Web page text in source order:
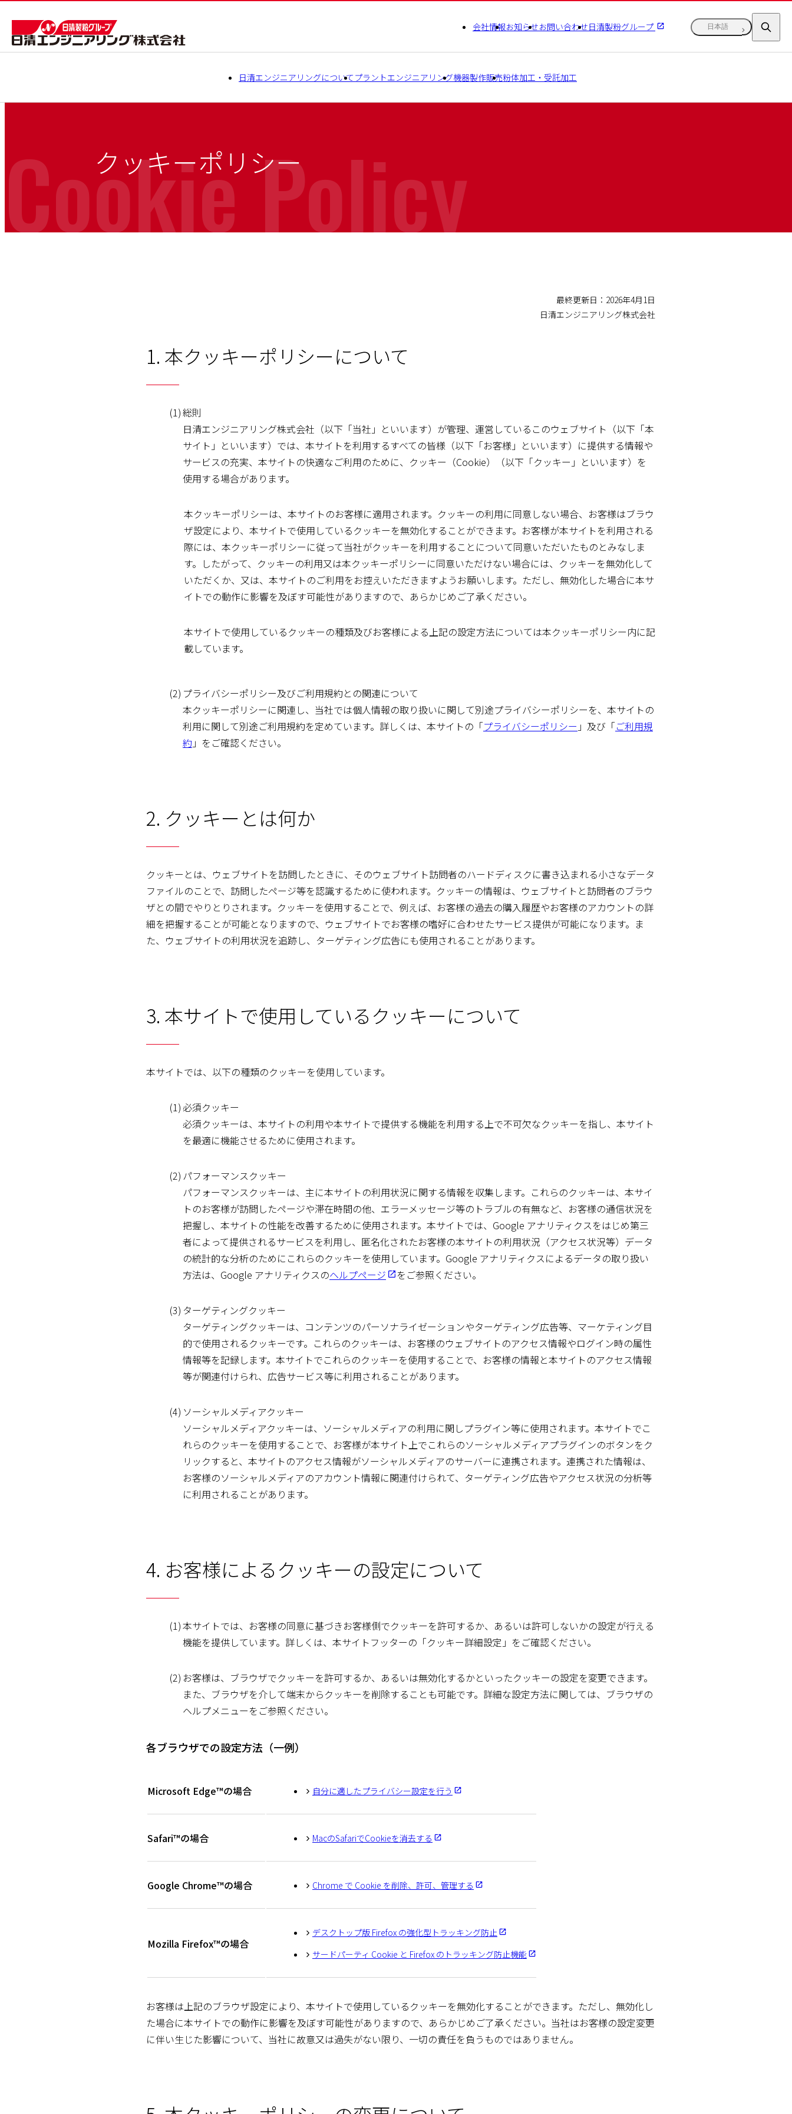
日清エンジニアリングについて プラントエンジニアリング機器製作販売粉体加工・受託加工
会社情報お知らせお問い合わせ日清製粉グループ 日本語
クッキーポリシー
Cookie Policy
最終更新日：2026年4月1日
日清エンジニアリング株式会社
1. 本クッキーポリシーについて
(1)総則
日清エンジニアリング株式会社（以下「当社」といいます）が管理、運営しているこのウェブサイト（以下「本
サイト」といいます）では、本サイトを利用するすべての皆様（以下「お客様」といいます）に提供する情報や
サービスの充実、本サイトの快適なご利用のために、クッキー（Cookie）（以下「クッキー」といいます）を
使用する場合があります。
本クッキーポリシーは、本サイトのお客様に適用されます。クッキーの利用に同意しない場合、お客様はブラウ
ザ設定により、本サイトで使用しているクッキーを無効化することができます。お客様が本サイトを利用される
際には、本クッキーポリシーに従って当社がクッキーを利用することについて同意いただいたものとみなしま
す。したがって、クッキーの利用又は本クッキーポリシーに同意いただけない場合には、クッキーを無効化して
いただくか、又は、本サイトのご利用をお控えいただきますようお願いします。ただし、無効化した場合に本サ
イトでの動作に影響を及ぼす可能性がありますので、あらかじめご了承ください。
本サイトで使用しているクッキーの種類及びお客様による上記の設定方法については本クッキーポリシー内に記
載しています。
(2) プライバシーポリシー及びご利用規約との関連について
本クッキーポリシーに関連し、当社では個人情報の取り扱いに関して別途プライバシーポリシーを、本サイトの
利用に関して別途ご利用規約を定めています。詳しくは、本サイトの「プライバシーポリシー 」及び「ご利用規
約 」をご確認ください。
2. クッキーとは何か
クッキーとは、ウェブサイトを訪問したときに、そのウェブサイト訪問者のハードディスクに書き込まれる小さなデータ
ファイルのことで、訪問したページ等を認識するために使われます。クッキーの情報は、ウェブサイトと訪問者のブラウ
ザとの間でやりとりされます。クッキーを使用することで、例えば、お客様の過去の購入履歴やお客様のアカウントの詳
細を把握することが可能となりますので、ウェブサイトでお客様の嗜好に合わせたサービス提供が可能になります。ま
た、ウェブサイトの利用状況を追跡し、ターゲティング広告にも使用されることがあります。
3. 本サイトで使用しているクッキーについて
本サイトでは、以下の種類のクッキーを使用しています。
(1)必須クッキー
必須クッキーは、本サイトの利用や本サイトで提供する機能を利用する上で不可欠なクッキーを指し、本サイト
を最適に機能させるために使用されます。
(2) パフォーマンスクッキー
パフォーマンスクッキーは、主に本サイトの利用状況に関する情報を収集します。これらのクッキーは、本サイ
トのお客様が訪問したページや滞在時間の他、エラーメッセージ等のトラブルの有無など、お客様の通信状況を
把握し、本サイトの性能を改善するために使用されます。本サイトでは、Google アナリティクスをはじめ第三
者によって提供されるサービスを利用し、匿名化されたお客様の本サイトの利用状況（アクセス状況等）データ
の統計的な分析のためにこれらのクッキーを使用しています。Google アナリティクスによるデータの取り扱い
方法は、Google アナリティクスのヘルプページ をご参照ください。
(3) ターゲティングクッキー
ターゲティングクッキーは、コンテンツのパーソナライゼーションやターゲティング広告等、マーケティング目
的で使用されるクッキーです。これらのクッキーは、お客様のウェブサイトのアクセス情報やログイン時の属性
情報等を記録します。本サイトでこれらのクッキーを使用することで、お客様の情報と本サイトのアクセス情報
等が関連付けられ、広告サービス等に利用されることがあります。
(4) ソーシャルメディアクッキー
ソーシャルメディアクッキーは、ソーシャルメディアの利用に関しプラグイン等に使用されます。本サイトでこ
れらのクッキーを使用することで、お客様が本サイト上でこれらのソーシャルメディアプラグインのボタンをク
リックすると、本サイトのアクセス情報がソーシャルメディアのサーバーに連携されます。連携された情報は、
お客様のソーシャルメディアのアカウント情報に関連付けられて、ターゲティング広告やアクセス状況の分析等
に利用されることがあります。
4. お客様によるクッキーの設定について
(1)本サイトでは、お客様の同意に基づきお客様側でクッキーを許可するか、あるいは許可しないかの設定が行える
機能を提供しています。詳しくは、本サイトフッターの「クッキー詳細設定」をご確認ください。
(2) お客様は、ブラウザでクッキーを許可するか、あるいは無効化するかといったクッキーの設定を変更できます。
また、ブラウザを介して端末からクッキーを削除することも可能です。詳細な設定方法に関しては、ブラウザの
ヘルプメニューをご参照ください。
各ブラウザでの設定方法（一例）
Microsoft Edge™の場合 自分に適したプライバシー設定を行う
Safari™の場合 MacのSafariでCookieを消去する
Google Chrome™の場合 Chrome で Cookie を削除、許可、管理する
Mozilla Firefox™の場合
デスクトップ版 Firefox の強化型トラッキング防止
サードパーティ Cookie と Firefox のトラッキング防止機能
お客様は上記のブラウザ設定により、本サイトで使用しているクッキーを無効化することができます。ただし、無効化し
た場合に本サイトでの動作に影響を及ぼす可能性がありますので、あらかじめご了承ください。当社はお客様の設定変更
に伴い生じた影響について、当社に故意又は過失がない限り、一切の責任を負うものではありません。